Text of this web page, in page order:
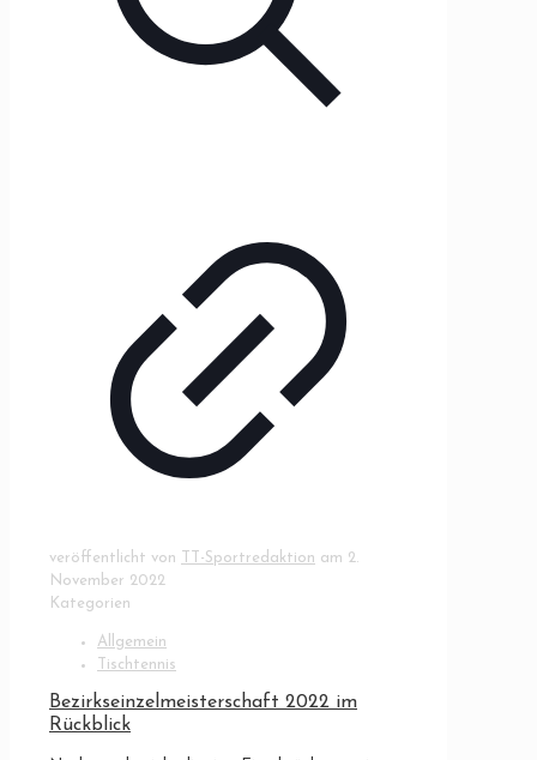
veröffentlicht von TT-Sportredaktion am 2.
November 2022
Kategorien
Allgemein
Tischtennis
Bezirkseinzelmeisterschaft 2022 im
Rückblick